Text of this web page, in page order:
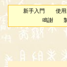
新手入門 使用
鳴謝